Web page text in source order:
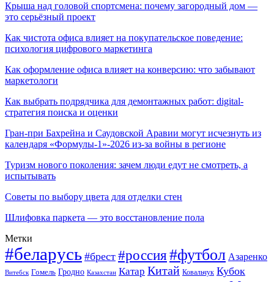
Крыша над головой спортсмена: почему загородный дом —
это серьёзный проект
Как чистота офиса влияет на покупательское поведение:
психология цифрового маркетинга
Как оформление офиса влияет на конверсию: что забывают
маркетологи
Как выбрать подрядчика для демонтажных работ: digital-
стратегия поиска и оценки
Гран-при Бахрейна и Саудовской Аравии могут исчезнуть из
календаря «Формулы-1»-2026 из-за войны в регионе
Туризм нового поколения: зачем люди едут не смотреть, а
испытывать
Советы по выбору цвета для отделки стен
Шлифовка паркета — это восстановление пола
Метки
#беларусь #брест #россия#футбол Азаренко
Витебск Гомель Гродно Казахстан Катар Китай Ковальчук Кубок